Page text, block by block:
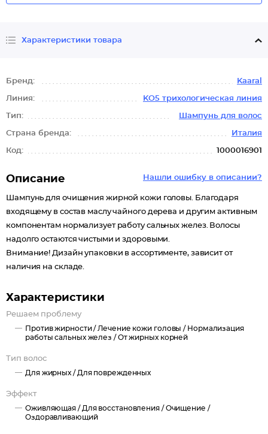
Характеристики товара
Бренд: Kaaral
Линия: KO5 трихологическая линия
Тип: Шампунь для волос
Страна бренда: Италия
Код: 1000016901
Нашли ошибку в описании?
Описание
Шампунь для очищения жирной кожи головы. Благодаря
входящему в состав маслу чайного дерева и другим активным
компонентам нормализует работу сальных желез. Волосы
надолго остаются чистыми и здоровыми.
Внимание! Дизайн упаковки в ассортименте, зависит от
наличия на складе.
Характеристики
Решаем проблему
Против жирности / Лечение кожи головы / Нормализация
работы сальных желез /От жирных корней
Тип волос
Для жирных / Для поврежденных
Эффект
Оживляющая / Для восстановления /Очищение /
Оздоравливающий